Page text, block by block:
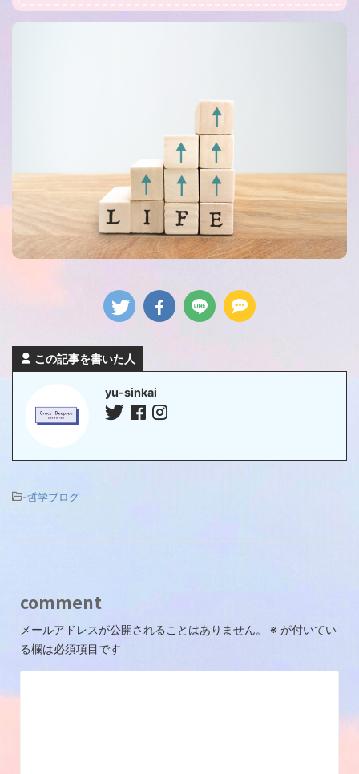
この記事を書いた人
yu-sinkai
-哲学ブログ
comment
メールアドレスが公開されることはありません。 ※ が付いてい
る欄は必須項目です